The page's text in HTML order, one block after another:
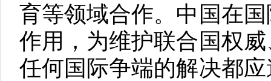
育等领域合作。中国在
作用，为维护联合国权
任何国际争端的解决都